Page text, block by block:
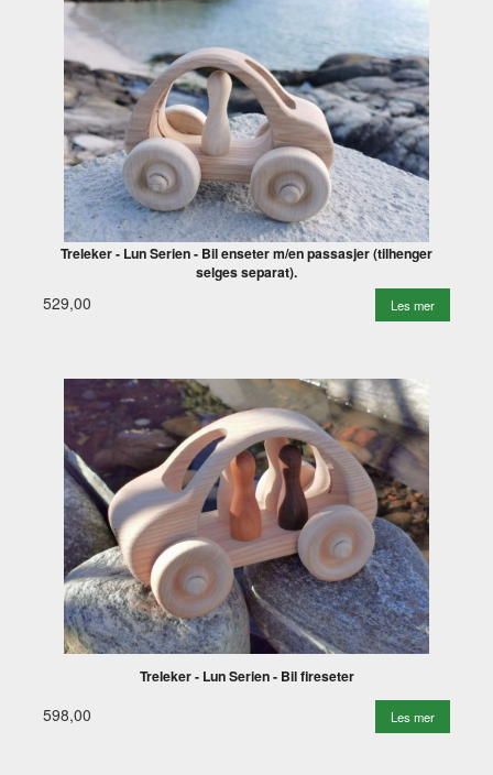
Treleker - Lun Serien - Bil enseter m/en passasjer (tilhenger
selges separat).
529,00 Les mer
Treleker - Lun Serien - Bil fireseter
598,00 Les mer